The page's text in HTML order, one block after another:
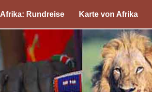
Afrika: Rundreise Karte von Afrika